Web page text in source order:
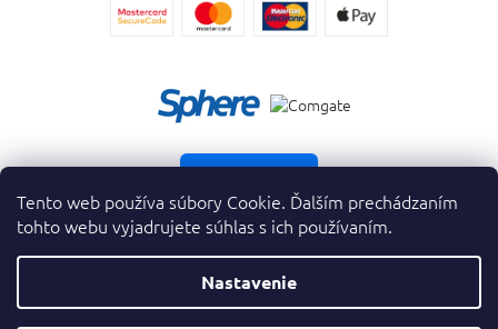
Tento web používa súbory Cookie. Ďalším prechádzaním
tohto webu vyjadrujete súhlas s ich používaním.
Nastavenie
Copyright 2026krasnevone.sk. Všetky práva vyhradené.